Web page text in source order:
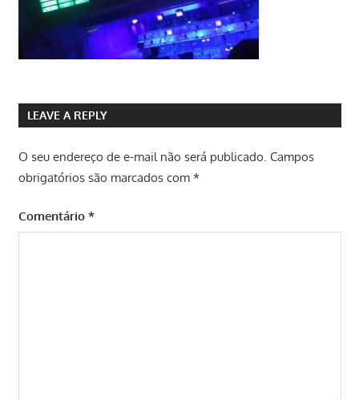
LEAVE A REPLY
O seu endereço de e-mail não será publicado. Campos
obrigatórios são marcados com *
Comentário *